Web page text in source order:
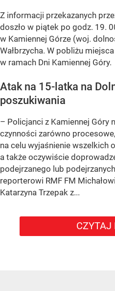
Z informacji przekazanych
doszło w piątek po godz. 19.
w Kamiennej Górze (woj.
Wałbrzycha. W pobliżu
w ramach Dni Kamiennej Góry.
Atak na 15-latka na
poszukiwania
– Policjanci z Kamiennej Góry
czynności zarówno
na celu wyjaśnienie wszelkich
a także oczywiście
podejrzanego lub
reporterowi RMF FM
Katarzyna Trzepak z...
CZYTAJ